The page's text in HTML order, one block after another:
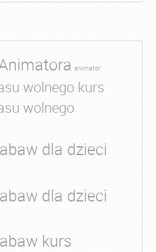
animator
wolnego kurs
wolnego
dla dzieci
dla dzieci
kurs